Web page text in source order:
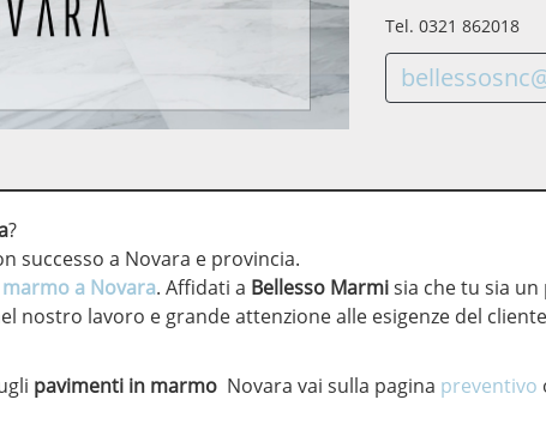
Tel. 0321 862018
?
successo a Novara e provincia.
a Novara. Affidati a Bellesso Marmisia che tu sia
nostro lavoro e grande attenzione alle esigenze del
pavimenti in marmo Novara vai sulla pagina preventivo